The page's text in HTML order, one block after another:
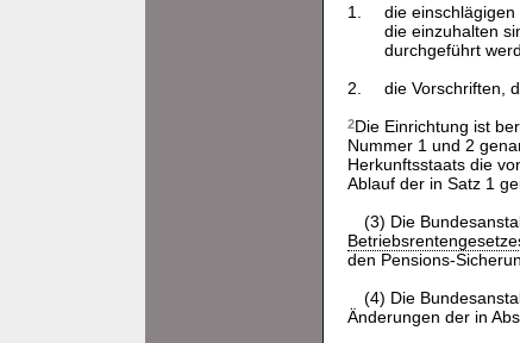
1.
die
die einzuhalten
durchgeführt
2.
die Vorschriften,
2Die Einrichtung ist
Nummer 1 und 2
Herkunftsstaats die
Ablauf der in Satz 1
(3) Die
den Pensions-
(4) Die
Änderungen der in